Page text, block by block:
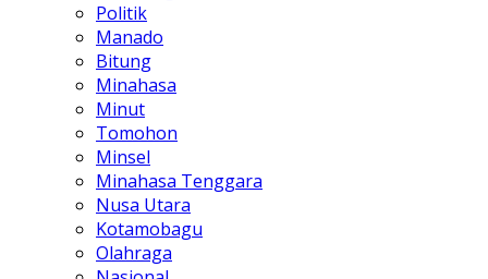
Politik
Manado
Bitung
Minahasa
Minut
Tomohon
Minsel
Minahasa Tenggara
Nusa Utara
Kotamobagu
Olahraga